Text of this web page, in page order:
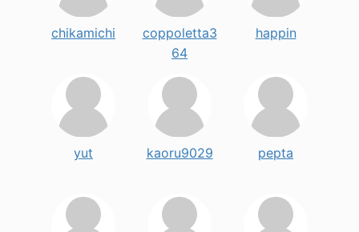
chikamichi
coppoletta3
64
happin
yut kaoru9029 pepta